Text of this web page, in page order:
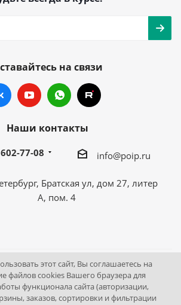
на связи
Наши контакты
77-08 info@poip.ru
Братская ул, дом 27, литер
А, пом. 4
оборудование Интернет
портал.
этот сайт, Вы соглашаетесь на
файлов cookies Вашего браузера для
функционала сайта (авторизации,
заказов, сортировки и фильтрации